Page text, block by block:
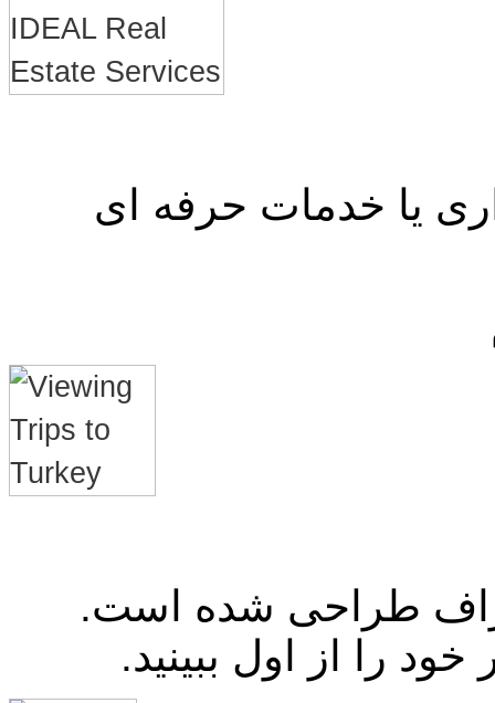
یا خدمات حرفه ای
طراحی شده است.
را از اول ببینید.